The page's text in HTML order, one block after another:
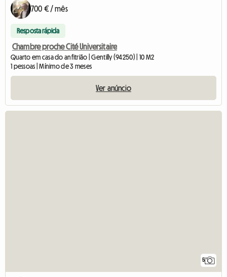
700 € / mês
Resposta rápida
Chambre proche Cité Universitaire
Quarto em casa do anfitrião | Gentilly (94250) | 10 M2
1 pessoas | Mínimo de 3 meses
Ver anúncio
5